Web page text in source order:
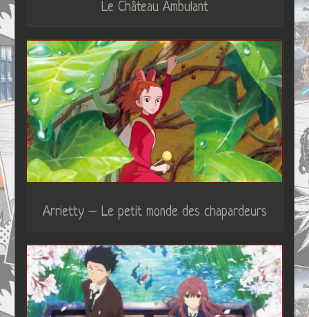
Le Château Ambulant
Arrietty – Le petit monde des chapardeurs